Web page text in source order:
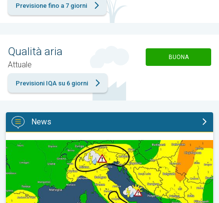
Previsione fino a 7 giorni
Qualità aria
Attuale
BUONA
Previsioni IQA su 6 giorni
News
Esplodono i temporali di calore tra venerdì e sabato.